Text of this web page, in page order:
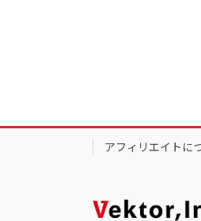
アフィリエイトに